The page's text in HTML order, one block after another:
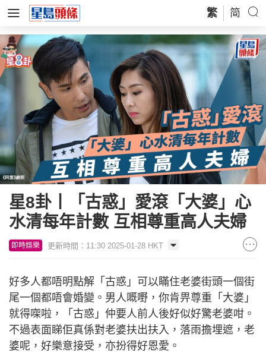
繁 简
星8卦丨「古惑」愛滾「大婆」心
水清每年計數 互相尊重高人夫婦
即時娛樂 更新時間：11:30 2025-01-28 HKT
好多人都唔明點解「古惑」可以瞞住老婆街頭一個街
尾一個都唔會婚變。男人嘅嘢，你肯畀尊重「大婆」
就得㗎啦，「古惑」仲要人前人後好似好驚老婆咁。
不過表面睇佢真係對老婆扶出扶入，落雨擔埋遮，老
婆呢，好樂意接受，亦扮得好恩愛。